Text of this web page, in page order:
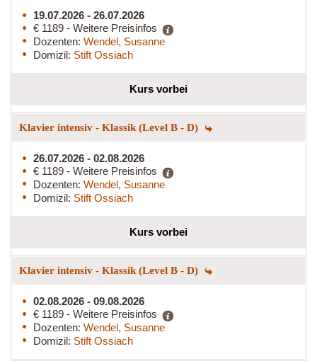
19.07.2026 - 26.07.2026
€ 1189 - Weitere Preisinfos
Dozenten: Wendel, Susanne
Domizil: Stift Ossiach
Kurs vorbei
Klavier intensiv - Klassik (Level B - D)
26.07.2026 - 02.08.2026
€ 1189 - Weitere Preisinfos
Dozenten: Wendel, Susanne
Domizil: Stift Ossiach
Kurs vorbei
Klavier intensiv - Klassik (Level B - D)
02.08.2026 - 09.08.2026
€ 1189 - Weitere Preisinfos
Dozenten: Wendel, Susanne
Domizil: Stift Ossiach